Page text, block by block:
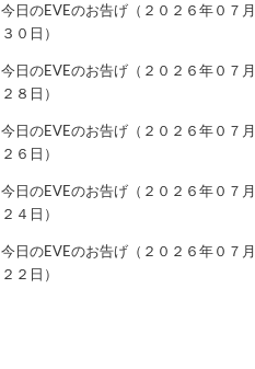
今日のEVEのお告げ（２０２６年０７月
３０日）
今日のEVEのお告げ（２０２６年０７月
２８日）
今日のEVEのお告げ（２０２６年０７月
２６日）
今日のEVEのお告げ（２０２６年０７月
２４日）
今日のEVEのお告げ（２０２６年０７月
２２日）